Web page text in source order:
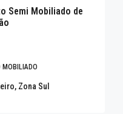
Semi Mobiliado de
MOBILIADO
Zona Sul